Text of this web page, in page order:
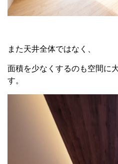
また天井全体ではなく、
面積を少なくするのも空間に
す。